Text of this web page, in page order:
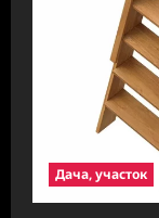
Дача, участок